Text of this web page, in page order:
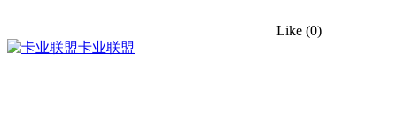
Like (0)
卡业联盟